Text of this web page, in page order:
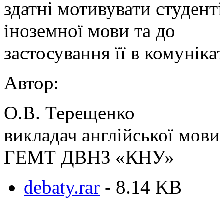
здатні мотивувати
іноземної мови та до
застосування її в
Автор:
О.В. Терещенко
викладач англійської мови
ГЕМТ ДВНЗ «КНУ»
debaty.rar - 8.14 KB